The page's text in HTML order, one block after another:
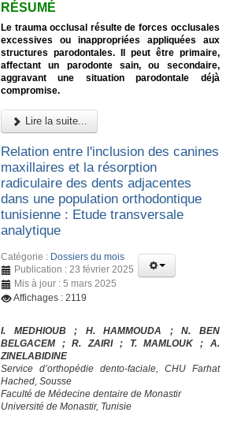
RÉSUMÉ
Le trauma occlusal résulte de forces occlusales
excessives ou inappropriées appliquées aux
structures parodontales. Il peut être primaire,
affectant un parodonte sain, ou secondaire,
aggravant une situation parodontale déjà
compromise.
Lire la suite...
Relation entre l'inclusion des canines
maxillaires et la résorption
radiculaire des dents adjacentes
dans une population orthodontique
tunisienne : Etude transversale
analytique
Catégorie : Dossiers du mois
Publication : 23 février 2025
Mis à jour : 5 mars 2025
Affichages : 2119
I. MEDHIOUB ; H. HAMMOUDA ; N. BEN
BELGACEM ; R. ZAIRI ; T. MAMLOUK ; A.
ZINELABIDINE
Service d’orthopédie dento-faciale, CHU Farhat
Hached, Sousse
Faculté de Médecine dentaire de Monastir
Université de Monastir, Tunisie